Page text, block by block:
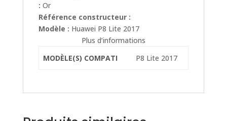
: Or
Référence constructeur :
Modèle : Huawei P8 Lite 2017
Plus d’informations
MODÈLE(S) COMPATI
P8 Lite 2017